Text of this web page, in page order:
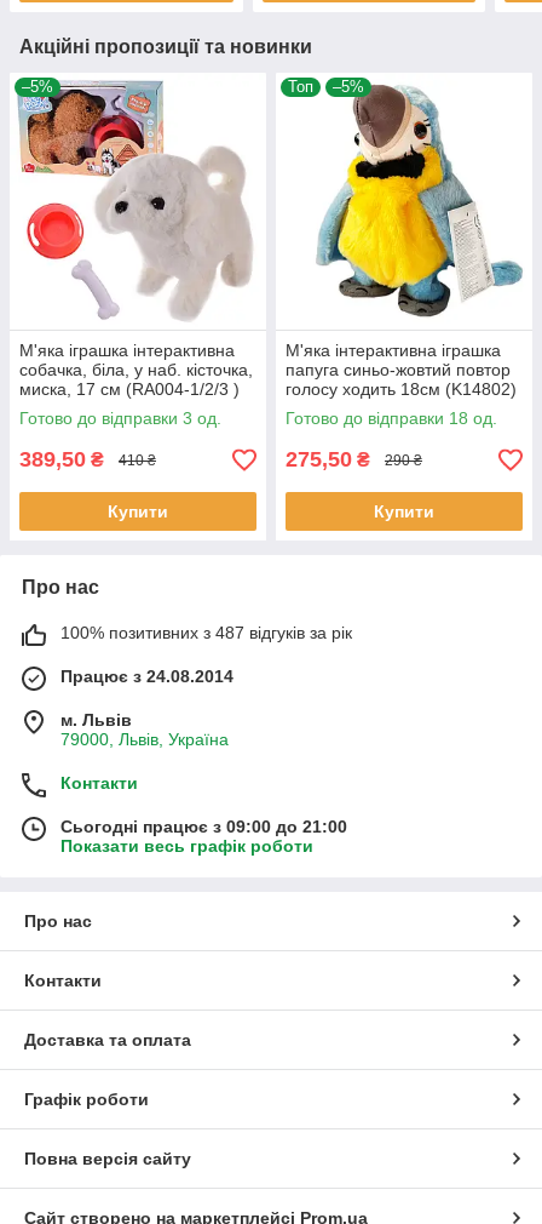
Акційні пропозиції та новинки
–5%
М'яка іграшка інтерактивна
собачка, біла, у наб. кісточка,
миска, 17 см (RA004-1/2/3 )
Готово до відправки 3 од.
389,50 ₴ 410 ₴
Купити
Топ –5%
М'яка інтерактивна іграшка
папуга синьо-жовтий повтор
голосу ходить 18см (K14802)
Готово до відправки 18 од.
275,50 ₴ 290 ₴
Купити
Про нас
100% позитивних з 487 відгуків за рік
Працює з 24.08.2014
м. Львів
79000, Львів, Україна
Контакти
Сьогодні працює з 09:00 до 21:00
Показати весь графік роботи
Про нас
Контакти
Доставка та оплата
Графік роботи
Повна версія сайту
Сайт створено на маркетплейсі Prom.ua